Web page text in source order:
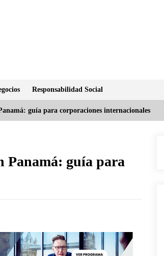
Responsabilidad Social
guía para corporaciones internacionales
Panamá: guía para